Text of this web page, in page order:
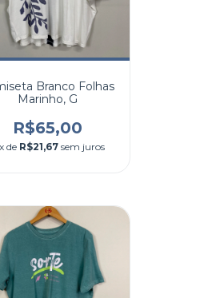
Branco Folhas
Marinho, G
R$65,00
x de R$21,67 sem juros